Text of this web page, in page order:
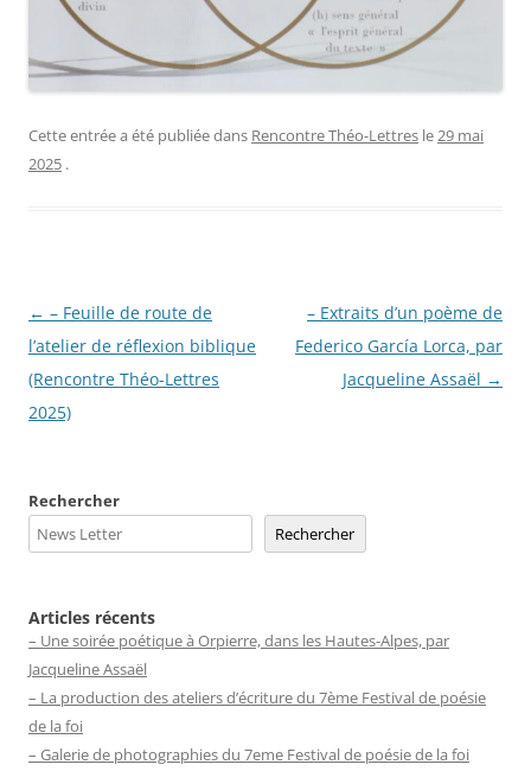
Cette entrée a été publiée dans Rencontre Théo-Lettres le 29 mai
2025 .
Navigation
des
articles
← – Feuille de route de
l’atelier de réflexion biblique
(Rencontre Théo-Lettres
2025)
– Extraits d’un poème de
Federico García Lorca, par
Jacqueline Assaël →
Rechercher
Rechercher
Articles récents
– Une soirée poétique à Orpierre, dans les Hautes-Alpes, par
Jacqueline Assaël
– La production des ateliers d’écriture du 7ème Festival de poésie
de la foi
– Galerie de photographies du 7eme Festival de poésie de la foi